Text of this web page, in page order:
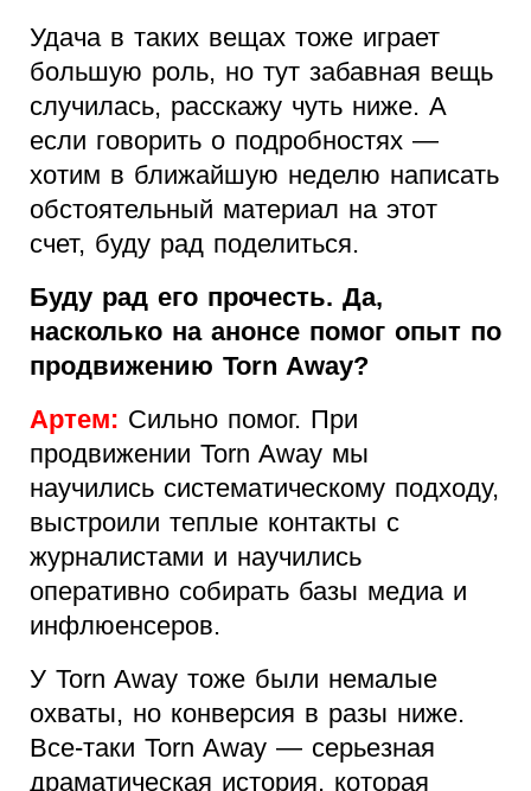
Удача в таких вещах тоже играет
большую роль, но тут забавная вещь
случилась, расскажу чуть ниже. А
если говорить о подробностях —
хотим в ближайшую неделю написать
обстоятельный материал на этот
счет, буду рад поделиться.
Буду рад его прочесть. Да,
насколько на анонсе помог опыт по
продвижению Torn Away?
Артем: Сильно помог. При
продвижении Torn Away мы
научились систематическому подходу,
выстроили теплые контакты c
журналистами и научились
оперативно собирать базы медиа и
инфлюенсеров.
У Torn Away тоже были немалые
охваты, но конверсия в разы ниже.
Все-таки Torn Away — серьезная
драматическая история, которая